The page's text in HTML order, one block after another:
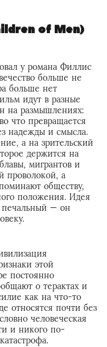
of Men)
у романа Филлис
больше не
больше нет
идут в разные
на размышлениях:
что превращается
надежды и смысла.
а на зрительский
держится на
мигрантов и
проволокой, а
обществу,
положения. Идея
печальный — он
этой
постоянно
о терактах и
как на что-то
относятся почти без
человеческая
и никого по-